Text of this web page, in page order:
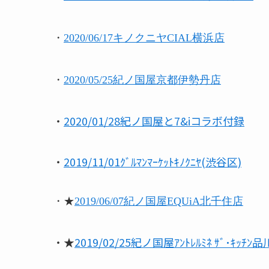
・ 2020/06/17キノクニヤCIAL横浜店
・ 2020/05/25紀ノ国屋京都伊勢丹店
・ 2020/01/28紀ノ国屋と7&iコラボ付録
・ 2019/11/01ｸﾞﾙﾏﾝﾏｰｹｯﾄｷﾉｸﾆﾔ(渋谷区)
・★2019/06/07紀ノ国屋EQUiA北千住店
・★2019/02/25紀ノ国屋ｱﾝﾄﾚﾙﾐﾈ ｻﾞ･ｷｯﾁﾝ品